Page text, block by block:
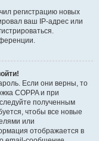
регистрацию новых
ваш IP-адрес или
Если они верны, то
COPPA и при
полученным
чтобы все новые
или
отображается в